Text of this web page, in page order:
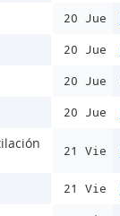
20 Jue
20 Jue
20 Jue
20 Jue
21 Vie
21 Vie